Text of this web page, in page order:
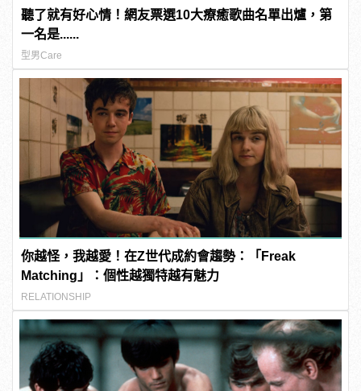
聽了就有好心情！網友票選10大療癒歌曲名單出爐，第
一名是......
型男Care
你越怪，我越愛！在Z世代成約會趨勢：「Freak
Matching」：個性越獨特越有魅力
RELATIONSHIP